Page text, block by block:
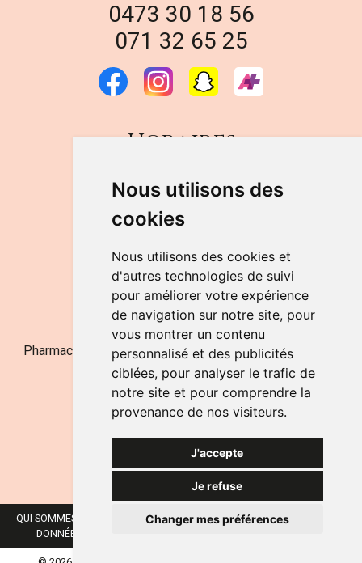
Nous utilisons des
cookies
Nous utilisons des cookies et
d'autres technologies de suivi
pour améliorer votre expérience
de navigation sur notre site, pour
vous montrer un contenu
personnalisé et des publicités
ciblées, pour analyser le trafic de
notre site et pour comprendre la
provenance de nos visiteurs.
J'accepte
Je refuse
Changer mes préférences
0473 30 18 56
071 32 65 25
Horaires
DU LUNDI AU VENDREDI
de 9h à 12h30 et de 14h à 18h
LE SAMEDI
de 9h à 12h30
NOUS CONTACTER
Pharmacie Jufarma - Fatima Abachra - APB 521704 - N°
Entreprise BE0882-700-592
QUI SOMMES-NOUS ? NOS MARQUES MENTIONS LÉGALES
DONNÉES PERSONNELLES